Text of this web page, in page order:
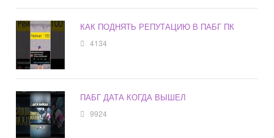
КАК ПОДНЯТЬ РЕПУТАЦИЮ В ПАБГ ПК
4134
ПАБГ ДАТА КОГДА ВЫШЕЛ
9924